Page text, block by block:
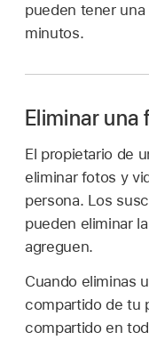
pueden tener
minutos.
Eliminar una
El propietario de
eliminar fotos y
persona. Los
pueden eliminar
agreguen.
Cuando eliminas
compartido de tu
compartido en